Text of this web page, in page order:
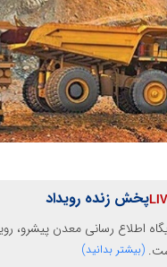
پخش زنده رویداد
اطلاع رسانی معدن پیشرو،
(بیشتر بدانید)